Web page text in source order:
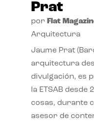
Prat
por Flat
Arquitectura
Jaume Prat
arquitectura
divulgación, es
la ETSAB
cosas, durante
asesor de